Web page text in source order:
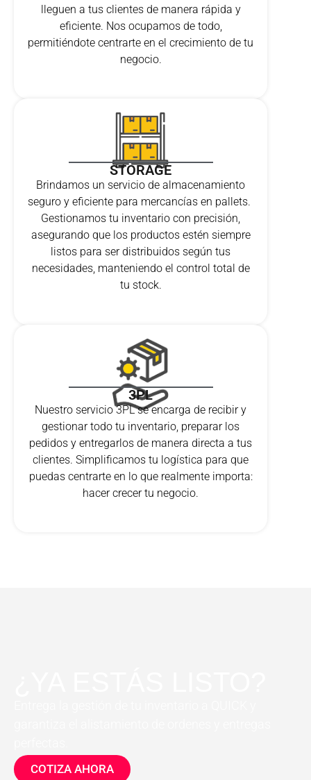
lleguen a tus clientes de manera rápida y
eficiente. Nos ocupamos de todo,
permitiéndote centrarte en el crecimiento de tu
negocio.
STORAGE
Brindamos un servicio de almacenamiento
seguro y eficiente para mercancías en pallets.
Gestionamos tu inventario con precisión,
asegurando que los productos estén siempre
listos para ser distribuidos según tus
necesidades, manteniendo el control total de
tu stock.
3PL
Nuestro servicio 3PL se encarga de recibir y
gestionar todo tu inventario, preparar los
pedidos y entregarlos de manera directa a tus
clientes. Simplificamos tu logística para que
puedas centrarte en lo que realmente importa:
hacer crecer tu negocio.
COTIZA AHORA